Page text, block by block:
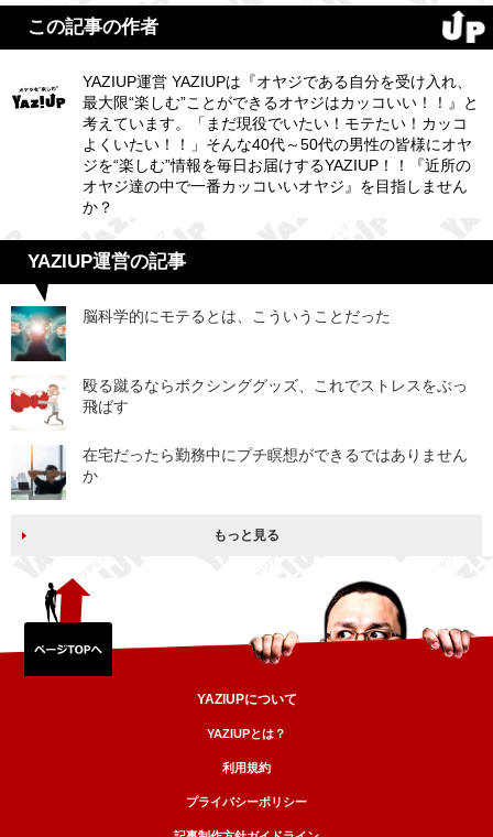
この記事の作者
YAZIUP運営 YAZIUPは『オヤジである自分を受け入れ、
最大限“楽しむ”ことができるオヤジはカッコいい！！』と
考えています。「まだ現役でいたい！モテたい！カッコ
よくいたい！！」そんな40代～50代の男性の皆様にオヤ
ジを“楽しむ”情報を毎日お届けするYAZIUP！！『近所の
オヤジ達の中で一番カッコいいオヤジ』を目指しません
か？
YAZIUP運営の記事
脳科学的にモテるとは、こういうことだった
殴る蹴るならボクシンググッズ、これでストレスをぶっ
飛ばす
在宅だったら勤務中にプチ瞑想ができるではありません
か
もっと見る
YAZIUPについて
YAZIUPとは？
利用規約
プライバシーポリシー